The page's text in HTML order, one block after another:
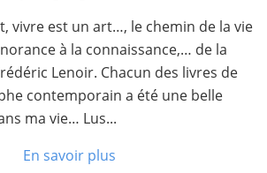
vivre est un art…, le chemin de la vie
à la connaissance,… de la
Lenoir. Chacun des livres de
contemporain a été une belle
ma vie… Lus...
En savoir plus